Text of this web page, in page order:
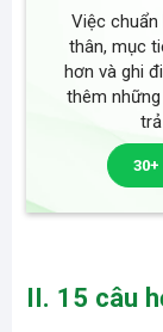
Việc
thân, mục
hơn và ghi
thêm
30+
II. 15 câu